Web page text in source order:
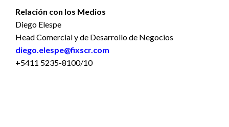
Relación con los Medios
Diego Elespe
Head Comercial y de Desarrollo de Negocios
diego.elespe@fixscr.com
+5411 5235-8100/10